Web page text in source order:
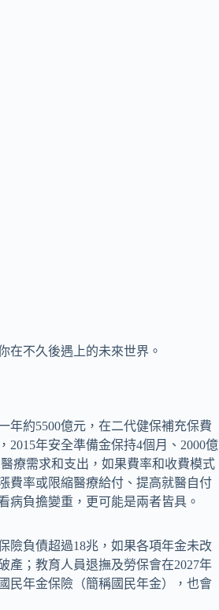
在不久後遇上的未來世界。
年約5500億元，在二代健保補充保費
年安全準備金保持4個月、2000億
療需求和支出，如果費率和收費模式
費率或限縮醫療給付、提高就醫自付
病負擔變重，更可能是兩者皆具。
險負債超過18兆，如果各項年金未改
產；教育人員退撫及勞保會在2027年
民年金保險（簡稱國民年金），也會